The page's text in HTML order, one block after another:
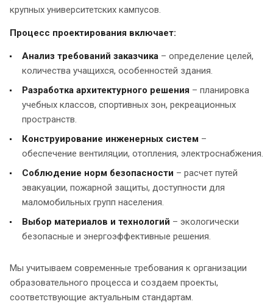
крупных университетских кампусов.
Процесс проектирования включает:
Анализ требований заказчика – определение целей,
количества учащихся, особенностей здания.
Разработка архитектурного решения – планировка
учебных классов, спортивных зон, рекреационных
пространств.
Конструирование инженерных систем –
обеспечение вентиляции, отопления, электроснабжения.
Соблюдение норм безопасности – расчет путей
эвакуации, пожарной защиты, доступности для
маломобильных групп населения.
Выбор материалов и технологий – экологически
безопасные и энергоэффективные решения.
Мы учитываем современные требования к организации
образовательного процесса и создаем проекты,
соответствующие актуальным стандартам.